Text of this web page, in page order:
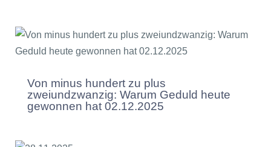
Von minus hundert zu plus
zweiundzwanzig: Warum Geduld heute
gewonnen hat 02.12.2025